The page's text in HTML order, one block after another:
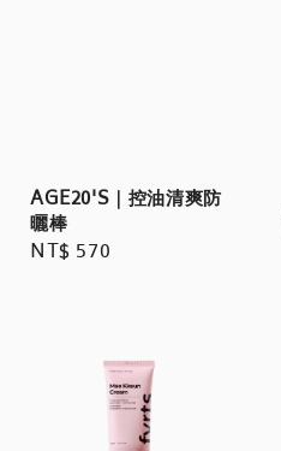
AGE20'S｜控油清爽防
曬棒
Regular
NT$ 570